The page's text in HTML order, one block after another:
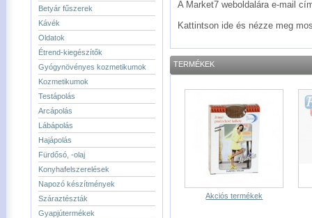
Betyár fűszerek
Kávék
Oldatok
Étrend-kiegészítők
Gyógynövényes kozmetikumok
Kozmetikumok
Testápolás
Arcápolás
Lábápolás
Hajápolás
Fürdősó, -olaj
Konyhafelszerelések
Napozó készítmények
Száraztészták
Gyapjútermékek
A Market7 weboldalára e-mail
Kattintson ide és nézze meg
TERMÉKEK
Akciós termékek